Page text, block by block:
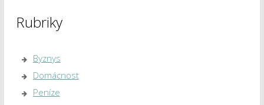
Rubriky
Byznys
Domácnost
Peníze